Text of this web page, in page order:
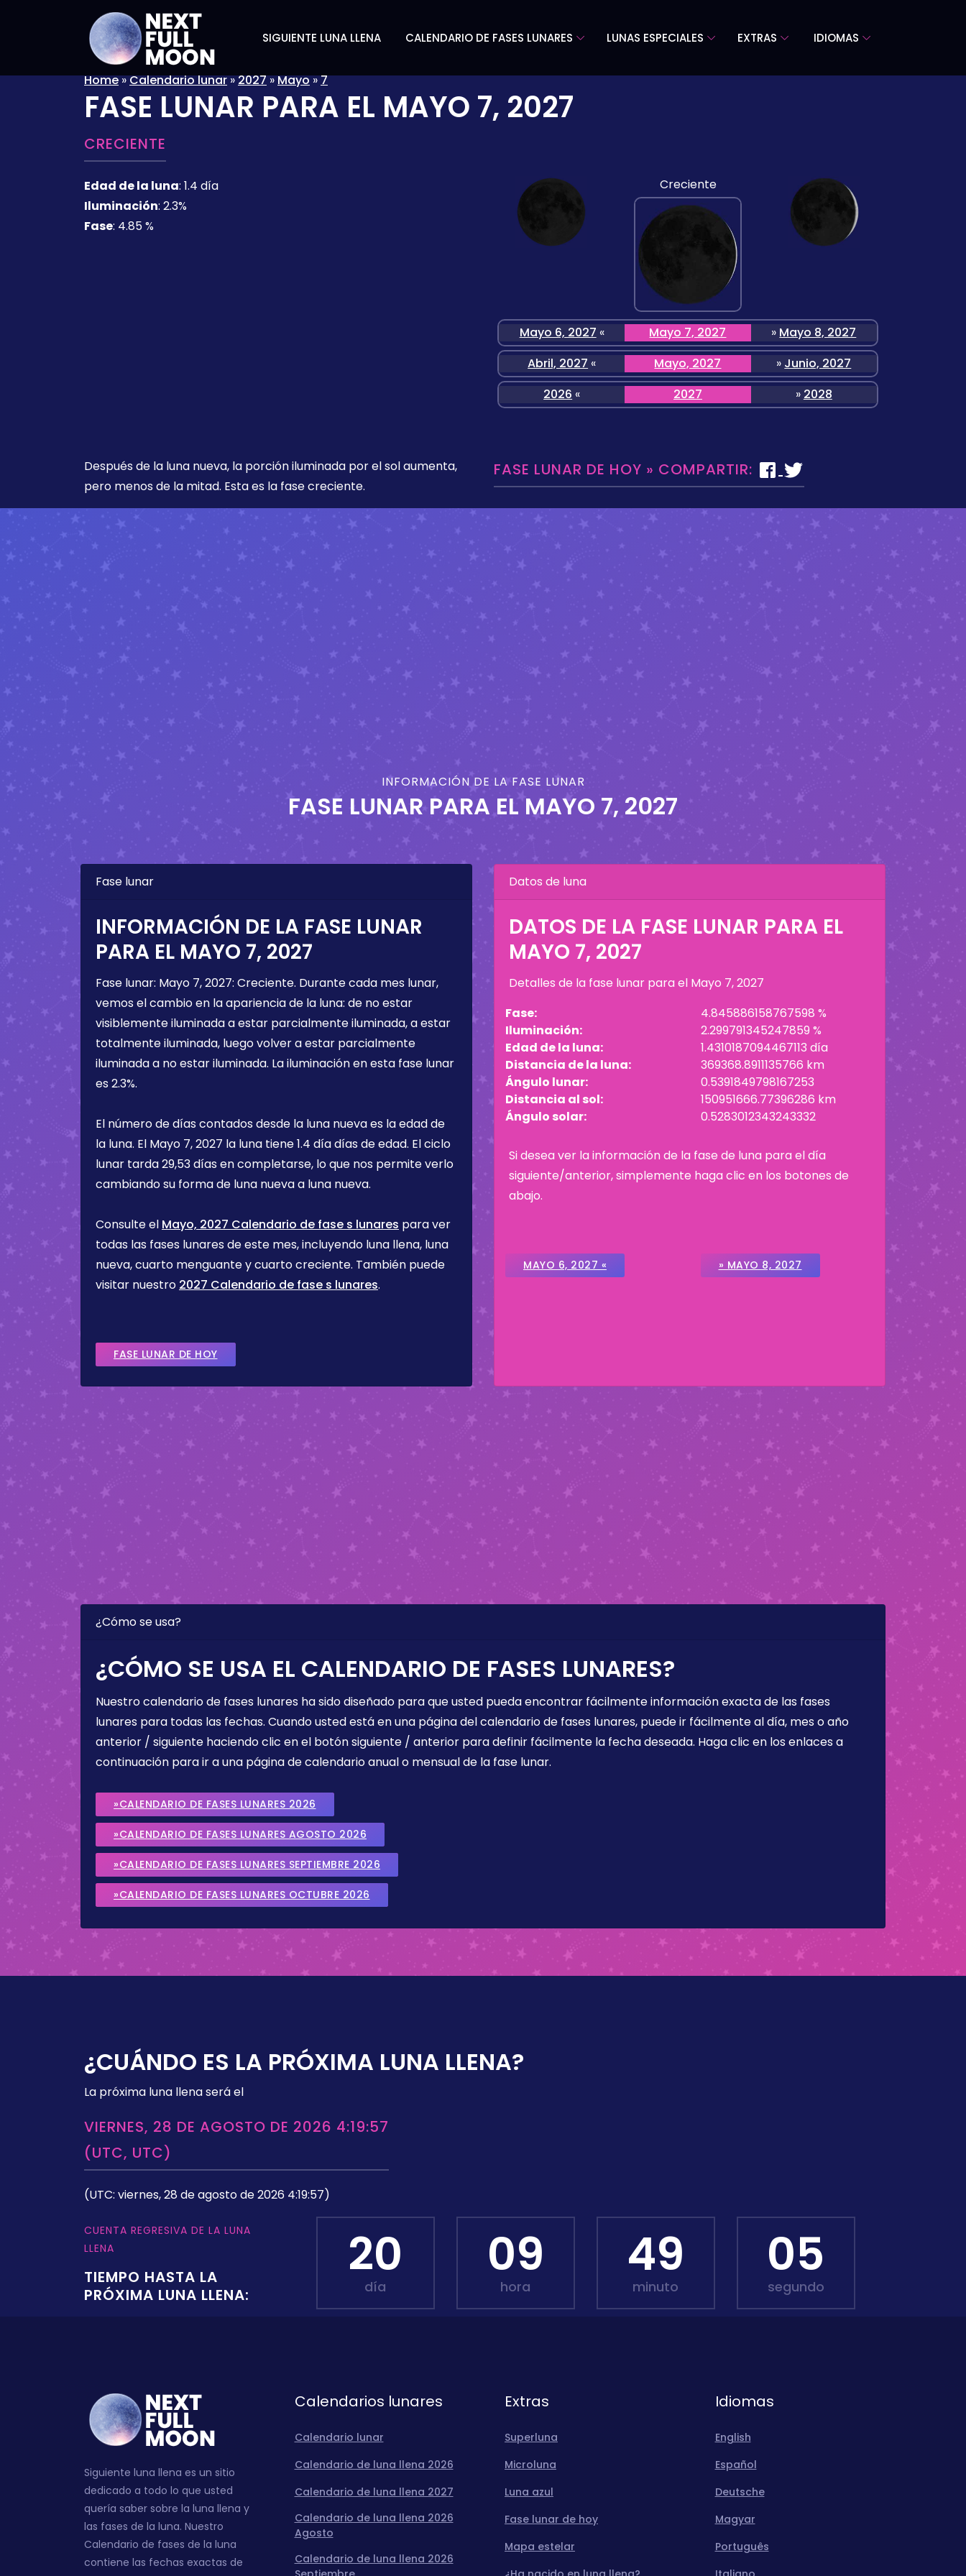
SIGUIENTE LUNA LLENA CALENDARIO DE FASES LUNARES LUNAS ESPECIALES EXTRAS IDIOMAS
Home»Calendario lunar»2027»Mayo»7
FASE LUNAR PARA EL MAYO 7, 2027
CRECIENTE
Edad de la luna: 1.4 día
Iluminación: 2.3%
Fase: 4.85 %
Creciente
Mayo 6, 2027 « Mayo 7, 2027 » Mayo 8, 2027
Abril, 2027 « Mayo, 2027 » Junio, 2027
2026 « 2027 » 2028
Después de la luna nueva, la porción iluminada por el sol aumenta,
pero menos de la mitad. Esta es la fase creciente.
FASE LUNAR DE HOY » COMPARTIR:
INFORMACIÓN DE LA FASE LUNAR
FASE LUNAR PARA ELMAYO 7, 2027
Fase lunar
INFORMACIÓN DE LA FASE LUNAR
PARA EL MAYO 7, 2027
Fase lunar: Mayo 7, 2027: Creciente. Durante cada mes lunar,
vemos el cambio en la apariencia de la luna: de no estar
visiblemente iluminada a estar parcialmente iluminada, a estar
totalmente iluminada, luego volver a estar parcialmente
iluminada a no estar iluminada. La iluminación en esta fase lunar
es 2.3%.
El número de días contados desde la luna nueva es la edad de
la luna. El Mayo 7, 2027 la luna tiene1.4 díadías de edad. El ciclo
lunar tarda 29,53 días en completarse, lo que nos permite verlo
cambiando su forma de luna nueva a luna nueva.
Consulte el Mayo, 2027 Calendario de fase s lunares para ver
todas las fases lunares de este mes, incluyendo luna llena, luna
nueva, cuarto menguante y cuarto creciente. También puede
visitar nuestro 2027 Calendario de fase s lunares.
FASE LUNAR DE HOY
Datos de luna
DATOS DE LA FASE LUNAR PARA EL
MAYO 7, 2027
Detalles de la fase lunar para el Mayo 7, 2027
Fase:
4.845886158767598 %
Iluminación:
2.299791345247859 %
Edad de la luna:
1.4310187094467113 día
Distancia de la luna:
369368.8911135766 km
Ángulo lunar:
0.5391849798167253
Distancia al sol:
150951666.77396286 km
Ángulo solar:
0.5283012343243332
Si desea ver la información de la fase de luna para el día
siguiente/anterior, simplemente haga clic en los botones de
abajo.
MAYO 6, 2027 « » MAYO 8, 2027
¿Cómo se usa?
¿CÓMO SE USA EL CALENDARIO DE FASES LUNARES?
Nuestro calendario de fases lunares ha sido diseñado para que usted pueda encontrar fácilmente información exacta de las fases
lunares para todas las fechas. Cuando usted está en una página del calendario de fases lunares, puede ir fácilmente al día, mes o año
anterior / siguiente haciendo clic en el botón siguiente / anterior para definir fácilmente la fecha deseada. Haga clic en los enlaces a
continuación para ir a una página de calendario anual o mensual de la fase lunar.
»CALENDARIO DE FASES LUNARES 2026
»CALENDARIO DE FASES LUNARES AGOSTO 2026
»CALENDARIO DE FASES LUNARES SEPTIEMBRE 2026
»CALENDARIO DE FASES LUNARES OCTUBRE 2026
¿CUÁNDO ES LA PRÓXIMA LUNA LLENA?
La próxima luna llena será el
VIERNES, 28 DE AGOSTO DE 2026 4:19:57
(UTC, UTC)
(UTC: viernes, 28 de agosto de 2026 4:19:57)
CUENTA REGRESIVA DE LA LUNA
LLENA
TIEMPO HASTA LA
PRÓXIMA LUNA LLENA:
20
día
09
hora
49
minuto
03
segundo
Siguiente luna llena es un sitio
dedicado a todo lo que usted
quería saber sobre la luna llena y
las fases de la luna. Nuestro
Calendario de fases de la luna
contiene las fechas exactas de
Calendarios lunares
Calendario lunar
Calendario de luna llena 2026
Calendario de luna llena 2027
Calendario de luna llena 2026
Agosto
Calendario de luna llena 2026
Extras
Superluna
Microluna
Luna azul
Fase lunar de hoy
Mapa estelar
Idiomas
English
Español
Deutsche
Magyar
Português